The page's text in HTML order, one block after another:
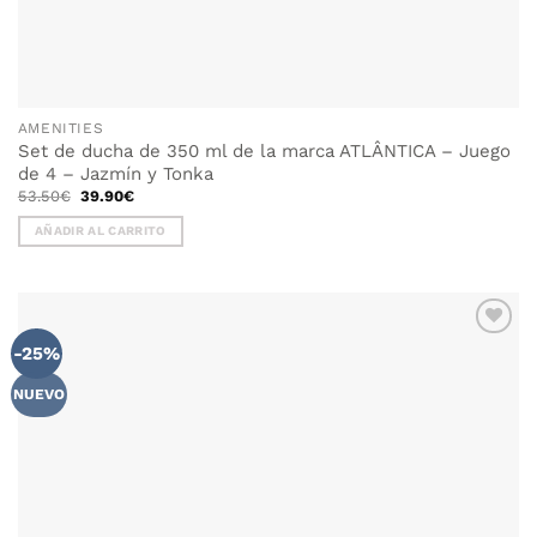
AMENITIES
Set de ducha de 350 ml de la marca ATLÂNTICA – Juego
de 4 – Jazmín y Tonka
53.50€ El
original
era:
53.50€.
39.90€El
actual
es:
39.90€.
AÑADIR AL CARRITO
-25%
NUEVO